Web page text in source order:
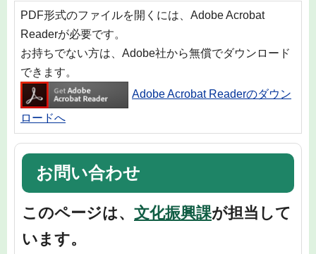
PDF形式のファイルを開くには、Adobe Acrobat
Readerが必要です。
お持ちでない方は、Adobe社から無償でダウンロード
できます。
Adobe Acrobat Readerのダウン
ロードへ
お問い合わせ
このページは、 文化振興課が担当して
います。